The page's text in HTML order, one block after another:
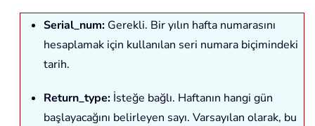
Serial_num: Gerekli. Bir yılın hafta numarasını
hesaplamak için kullanılan seri numara biçimindeki
tarih.
Return_type: İsteğe bağlı. Haftanın hangi gün
başlayacağını belirleyen sayı. Varsayılan olarak, bu